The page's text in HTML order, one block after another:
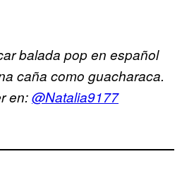
balada pop en español
caña como guacharaca.
en:@Natalia9177